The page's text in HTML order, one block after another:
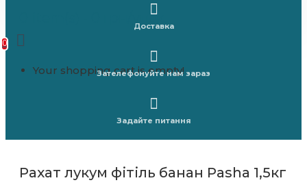
0 item(s) - 0 грн/упак.
0
Your shopping cart is empty!
Доставка
Зателефонуйте нам зараз
Задайте питання
Рахат лукум фітіль банан Pasha 1,5кг